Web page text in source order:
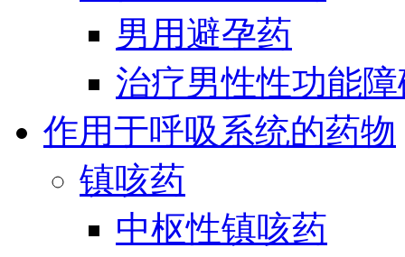
男用避孕药
治疗男性性功能
作用于呼吸系统的药物
镇咳药
中枢性镇咳药